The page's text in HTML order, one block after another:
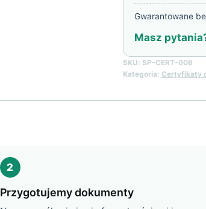
Good
Standing
Gwarantowane
Masz
SKU: SP-CERT-006
Kategoria: Certyfikaty
2
Przygotujemy dokumenty